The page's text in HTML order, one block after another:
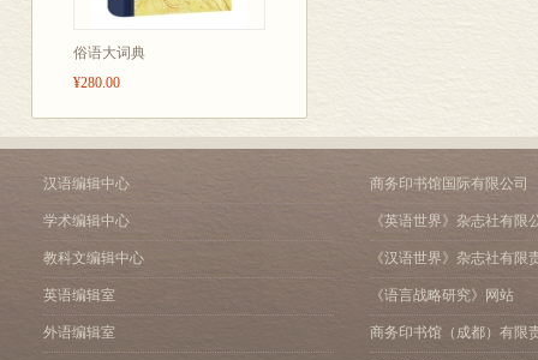
俗语大词典
¥280.00
汉语编辑中心
学术编辑中心
教科文编辑中心
英语编辑室
外语编辑室
商务印书馆国际有限公司
《英语世界》杂志社有限
《汉语世界》杂志社有限
《语言战略研究》网站
商务印书馆（成都）有限